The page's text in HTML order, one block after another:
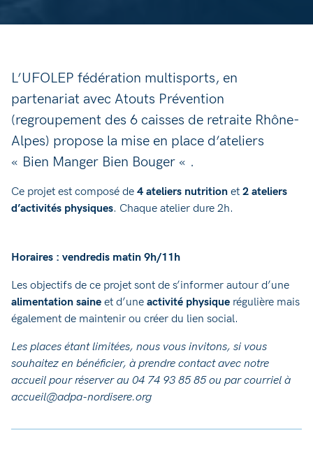
L’UFOLEP fédération multisports, en
partenariat avec Atouts Prévention
(regroupement des 6 caisses de retraite Rhône-
Alpes) propose la mise en place d’ateliers
« Bien Manger Bien Bouger « .
Ce projet est composé de 4 ateliers nutrition et 2 ateliers
d’activités physiques. Chaque atelier dure 2h.
Horaires : vendredis matin 9h/11h
Les objectifs de ce projet sont de s’informer autour d’une
alimentation saine et d’une activité physique régulière mais
également de maintenir ou créer du lien social.
Les places étant limitées, nous vous invitons, si vous
souhaitez en bénéficier, à prendre contact avec notre
accueil pour réserver au 04 74 93 85 85 ou par courriel à
accueil@adpa-nordisere.org